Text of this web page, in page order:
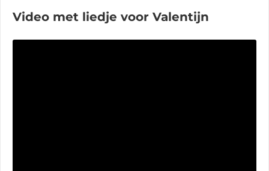
Video met liedje voor Valentijn